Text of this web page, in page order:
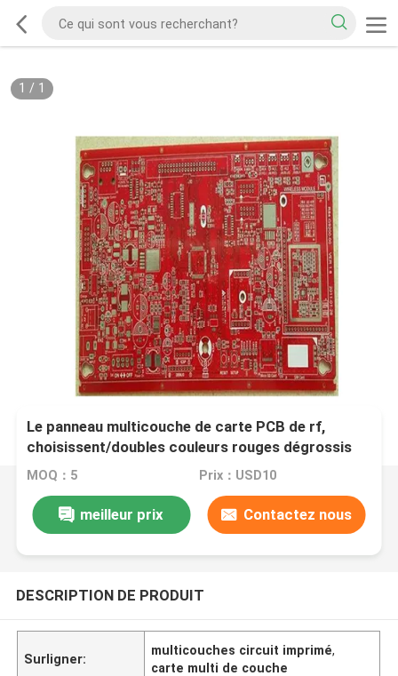
1 / 1
Le panneau multicouche de carte PCB de rf,
choisissent/doubles couleurs rouges dégrossis
de panneau de prototype de carte PCB
MOQ：5 Prix：USD10
meilleur prix Contactez nous
DESCRIPTION DE PRODUIT
Surligner:
multicouches circuit imprimé,
carte multi de couche